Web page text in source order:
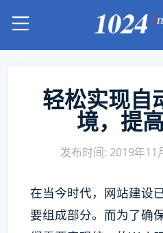
轻松实现自
境，提
发布时间: 2019年11
在当今时代，网站建设
要组成部分。而为了确